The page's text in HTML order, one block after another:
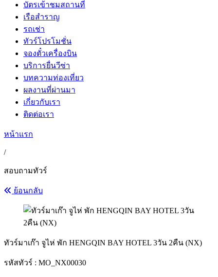
บัตรเข้าชมสถานที่
เรือสำราญ
รถเช่า
ทัวร์โปรโมชั่น
จองตั๋วเครื่องบิน
บริการยื่นวีซ่า
บทความท่องเที่ยว
ผลงานที่ผ่านมา
เกี่ยวกับเรา
ติดต่อเรา
หน้าแรก
/
สอบถามทัวร์
ย้อนกลับ
ทัวร์มาเก๊า จูไห่ พัก HENGQIN BAY HOTEL 3วัน 2คืน (NX)
รหัสทัวร์ : MO_NX00030